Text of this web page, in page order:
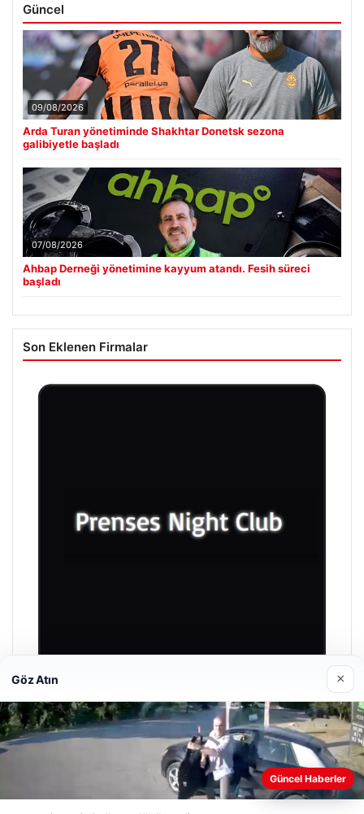
Güncel
09/08/2026
Arda Turan yönetiminde Shakhtar Donetsk sezona
galibiyetle başladı
07/08/2026
Ahbap Derneği yönetimine kayyum atandı. Fesih süreci
başladı
Son Eklenen Firmalar
Prenses Night Club
29/04/2026
Web sitemizi nasıl kullandığınızı daha iyi anlayabilmek,
Göz Atın ×
Güncel Haberler